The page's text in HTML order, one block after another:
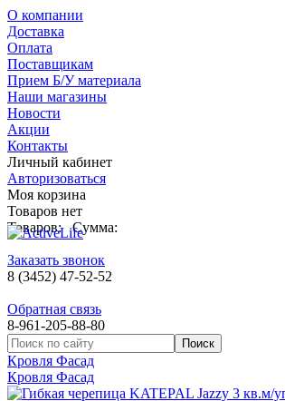
О компании
Доставка
Оплата
Поставщикам
Прием Б/У материала
Наши магазины
Новости
Акции
Контакты
Личный кабинет
Авторизоваться
Моя корзина
Товаров нет
Товаров: Сумма:
Заказать звонок
8 (3452) 47-52-52
Обратная связь
8-961-205-88-80
Кровля Фасад
Кровля Фасад